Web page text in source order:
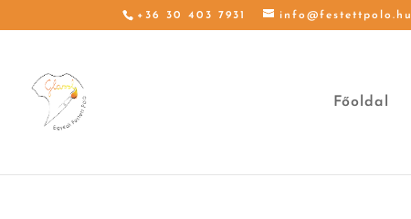
+36 30 403 7931 info@festettpolo.hu
Főoldal